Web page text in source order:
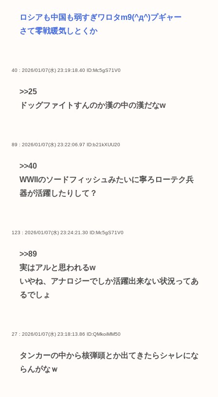
ロシアも中国も弱すぎワロタm9(^д^)プギャー
さて零戦暖気しとくか
40 : 2026/01/07(水) 23:19:18.40 ID:Mc5gS71V0
>>25
ドッグファイトすんのか漢の中の漢だなw
89 : 2026/01/07(水) 23:22:06.97 ID:b21kXUU20
>>40
WWIIのソードフィッシュみたいに寧ろローテク兵
器が活躍したりして？
123 : 2026/01/07(水) 23:24:21.30 ID:Mc5gS71V0
>>89
実はアルと思われるw
いやね、アナロジーでしか活躍出来ない状況ってあ
るでしょ
27 : 2026/01/07(水) 23:18:13.86 ID:QMkoiMM50
タンカーの中から核弾頭とか出てきたらシャレにな
らんがなｗ